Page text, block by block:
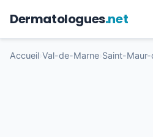
Dermatologues.net
Accueil Val-de-Marne Saint-